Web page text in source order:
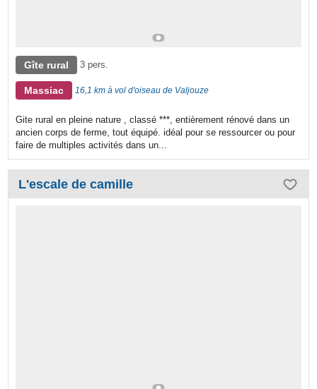
Gîte rural 3 pers.
Massiac 16,1 km à vol d'oiseau de Valjouze
Gite rural en pleine nature , classé ***, entièrement rénové dans un
ancien corps de ferme, tout équipé. idéal pour se ressourcer ou pour
faire de multiples activités dans un...
L'escale de camille